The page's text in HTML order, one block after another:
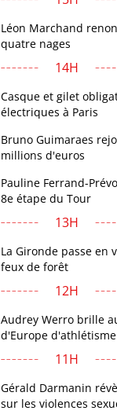
Léon Marchand
quatre nages
14H
Casque et gilet
électriques à Paris
Bruno Guimaraes
millions d'euros
Pauline Ferrand-
8e étape du Tour
13H
La Gironde passe en
feux de forêt
12H
Audrey Werro brille
d'Europe d'athlétisme
11H
Gérald Darmanin
sur les violences